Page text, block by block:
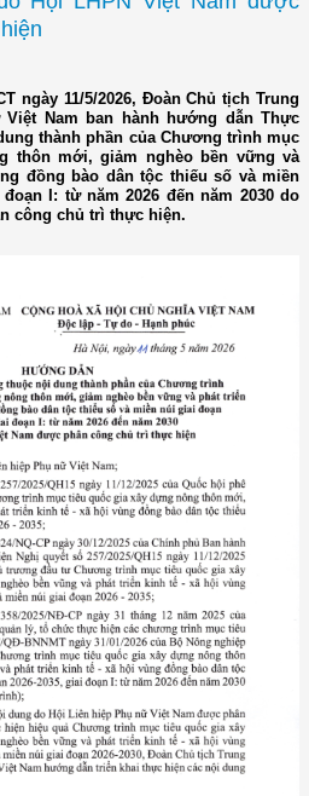
ngày 11/5/2026, Đoàn Chủ tịch Trung
Nam ban hành hướng dẫn Thực
thành phần của Chương trình mục
thôn mới, giảm nghèo bền vững và
đồng bào dân tộc thiếu số và miền
I: từ năm 2026 đến năm 2030 do
công chủ trì thực hiện.